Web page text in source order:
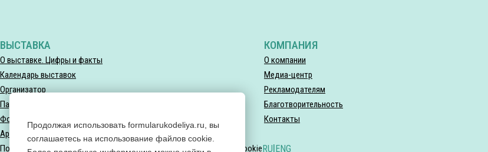
ВЫСТАВКА
О выставке. Цифры и факты
Календарь выставок
Организатор
Партнеры выставки
Фотогалерея
Архив мероприятий
КОМПАНИЯ
О компании
Медиа-центр
Рекламодателям
Благотворительность
Контакты
Политика конфиденциальностиПолитика использования файлов CookieRU|ENG
Продолжая использовать formularukodeliya.ru, вы
соглашаетесь на использование файлов cookie.